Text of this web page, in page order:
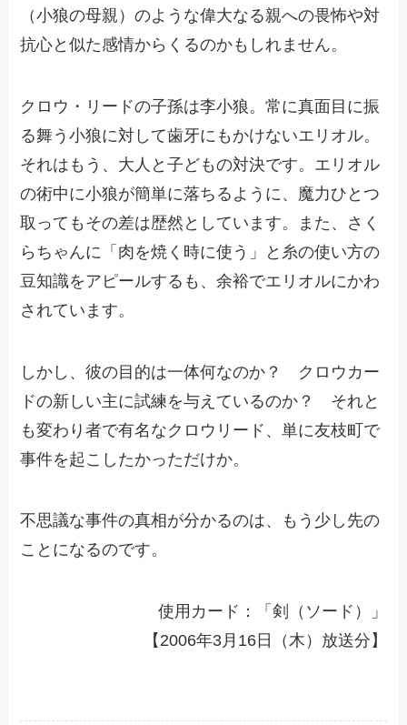
（小狼の母親）のような偉大なる親への畏怖や対
抗心と似た感情からくるのかもしれません。
クロウ・リードの子孫は李小狼。常に真面目に振
る舞う小狼に対して歯牙にもかけないエリオル。
それはもう、大人と子どもの対決です。エリオル
の術中に小狼が簡単に落ちるように、魔力ひとつ
取ってもその差は歴然としています。また、さく
らちゃんに「肉を焼く時に使う」と糸の使い方の
豆知識をアピールするも、余裕でエリオルにかわ
されています。
しかし、彼の目的は一体何なのか？ クロウカー
ドの新しい主に試練を与えているのか？ それと
も変わり者で有名なクロウリード、単に友枝町で
事件を起こしたかっただけか。
不思議な事件の真相が分かるのは、もう少し先の
ことになるのです。
使用カード：「剣（ソード）」
【2006年3月16日（木）放送分】